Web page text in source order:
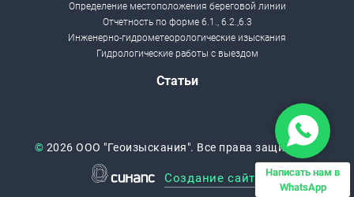
Написать нам в
WhatsApp
Определение местоположения береговой линии
Отчетность по форме 6.1., 6.2.,6.3
Инженерно-гидрометеорологические изыскания
Гидрологические работы с выездом
Статьи
© 2026 ООО "Геоизыскания". Все права защищены.
Создание сайта